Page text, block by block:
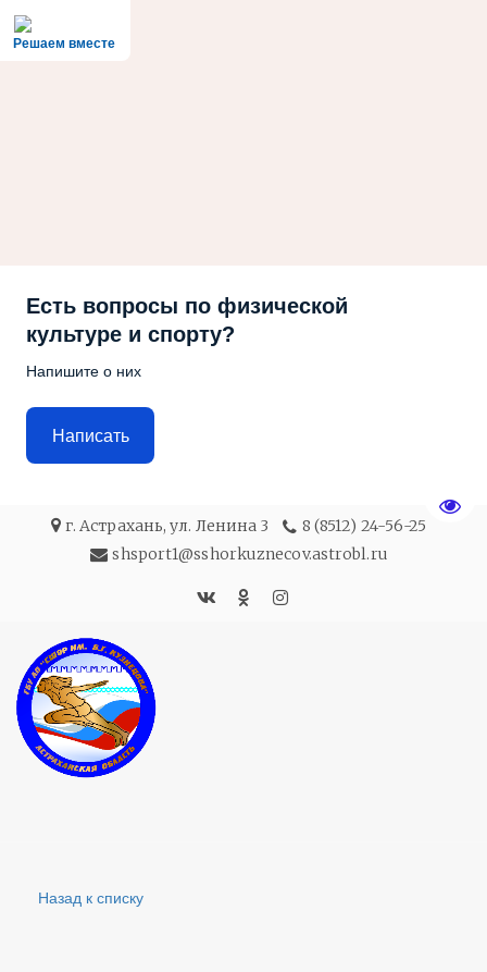
Решаем вместе
Есть вопросы по физической
культуре и спорту?
Напишите о них
Написать
г. Астрахань,ул. Ленина 3
8 (8512) 24-56-25
shsport1@sshorkuznecov.astrobl.ru
Назад к списку